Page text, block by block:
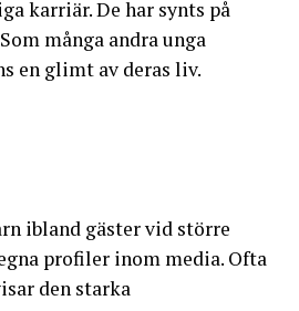
karriär. De har synts på
många andra unga
en glimt av deras liv.
ibland gäster vid större
profiler inom media. Ofta
den starka